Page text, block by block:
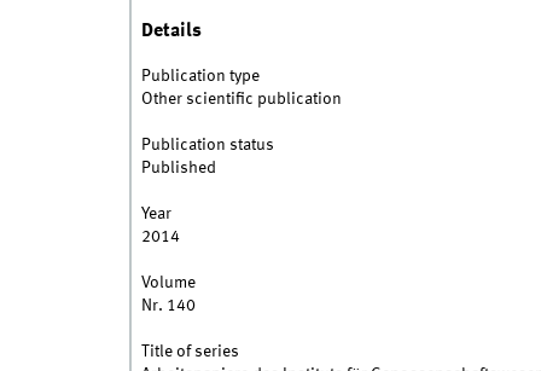
Details
Publication type
Other scientific publication
Publication status
Published
Year
2014
Volume
Nr. 140
Title of series